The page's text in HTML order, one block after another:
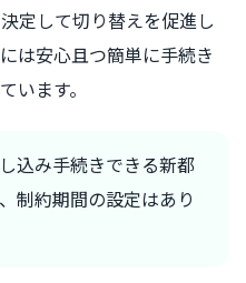
定して切り替えを促進し
は安心且つ簡単に手続き
います。
込み手続きできる新都
制約期間の設定はあり